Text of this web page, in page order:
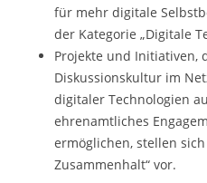
für mehr digitale
der Kategorie „Digitale
Projekte und Initiativen,
Diskussionskultur im
digitaler Technologien
ehrenamtliches
ermöglichen, stellen
Zusammenhalt“ vor.